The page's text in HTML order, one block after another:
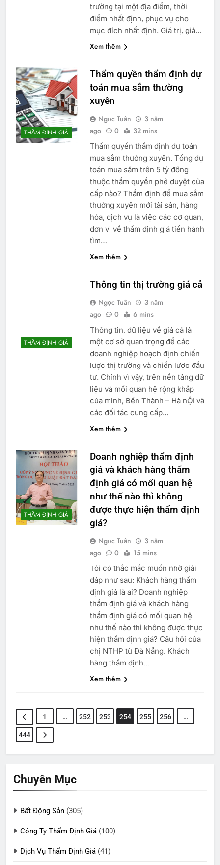
trường tại một địa điểm, thời
điểm nhất định, phục vụ cho
mục đích nhất định. Giá trị, giá…
Xem thêm
THẨM ĐỊNH GIÁ
Thẩm quyền thẩm định dự
toán mua sắm thường
xuyên
Ngọc Tuân
3 năm
ago
0 32 mins
Thẩm quyền thẩm định dự toán
mua sắm thường xuyên. Tổng dự
toán mua sắm trên 5 tỷ đồng
thuộc thẩm quyền phê duyệt của
cấp nào? Thẩm định để mua sắm
thường xuyên mới tài sản, hàng
hóa, dịch vụ là việc các cơ quan,
đơn vị về thẩm định giá tiến hành
tìm…
Xem thêm
THẨM ĐỊNH GIÁ
Thông tin thị trường giá cả
Ngọc Tuân
3 năm
ago
0 6 mins
Thông tin, dữ liệu về giá cả là
một cơ sở quan trọng để các
doanh nghiệp hoạch định chiến
lược thị trường và chiến lược đầu
tư. Chính vì vậy, trên nền tảng dữ
liệu và mối quan hệ rộng khắp
của mình, Bến Thành – Hà nỘI và
các đối tác cung cấp…
Xem thêm
THẨM ĐỊNH GIÁ
Doanh nghiệp thẩm định
giá và khách hàng thẩm
định giá có mối quan hệ
như thế nào thì không
được thực hiện thẩm định
giá?
Ngọc Tuân
3 năm
ago
0 15 mins
Tôi có thắc mắc muốn nhờ giải
đáp như sau: Khách hàng thẩm
định giá là ai? Doanh nghiệp
thẩm định giá và khách hàng
thẩm định giá có mối quan hệ
như thế nào thì không được thực
hiện thẩm định giá? Câu hỏi của
chị NTHP từ Đà Nẵng. Khách
hàng thẩm định…
Xem thêm
1 … 252 253 254 255 256 …
444
Chuyên Mục
Bất Động Sản (305)
Công Ty Thẩm Định Giá (100)
Dịch Vụ Thẩm Định Giá (41)